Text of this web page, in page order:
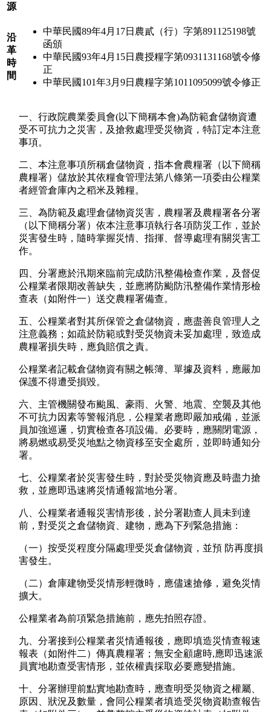
源
沿
革
時
間
中華民國89年4月17日農貳（行）字第891125198號
函頒
中華民國93年4月15日農授糧字第0931131168號令修
正
中華民國101年3月9日農糧字第1011095099號令修正
一、行政院農業委員會(以下簡稱本會)為防範倉儲物資遭
受不可抗力之災害，及搶救處理受災物資，特訂定本注意
事項。
二、本注意事項所稱倉儲物資，指本會農糧署（以下簡稱
農糧署）儲放於其依糧食管理法第八條第一項委由公糧業
者經管倉庫內之稻米及雜糧。
三、為防範及處理倉儲物資災害，農糧署及農糧署各分署
（以下簡稱分署）依本注意事項執行各項防災工作，並於
災害發生時，隨時掌握災情、指揮、督導處理有關災害工
作。
四、分署應於汛期來臨前完成防汛整備檢查作業，及督促
公糧業者限期改善缺失，並應將防颱防汛整備作業情形檢
查表（如附件一）送交農糧署備查。
五、公糧業者對其所保管之倉儲物資，應盡善良管理人之
注意義務；如疏於防範或對受災物資未妥加處理，致造成
農糧署損失時，應負賠償之責。
公糧業者記載倉儲物資有關之帳簿、單據及資料，應嚴加
保護不得遭受損毀。
六、主管機關發布颱風、豪雨、火警、地震、空襲及其他
不可抗力因素等警報消息，公糧業者應即嚴加戒備，並派
員加強巡邏，切實檢查各項設備。必要時，應關閉電源，
將易燃或易受災地點之物資移至安全處所，並即時通知分
署。
七、公糧業者於災害發生時，對於受災物資應及時盡力搶
救，並應即迅速將災情通報當地分署。
八、公糧業者通報災害情形後，於分署勘查人員未到達
前，對受災之倉儲物資、建物，應為下列緊急措施：
（一）按受災程度分隔處理受災倉儲物資，並預 防再度損
害發生。
（二）倉庫建物受災情形輕微時，應儘速搶修，避免災情
擴大。
公糧業者為前項緊急措施前，應先拍照存證。
九、分署接到公糧業者災情通報後，應即填造災情查報速
報表（如附件二）傳真農糧署；無安全顧慮時,應即迅速派
員實地勘查受害情形，並依權責採取必要應變措施。
十、分署辦理前點實地勘查時，應查明受災物資之權屬、
原因、狀況及數量，會同公糧業者填造受災物資勘查報告